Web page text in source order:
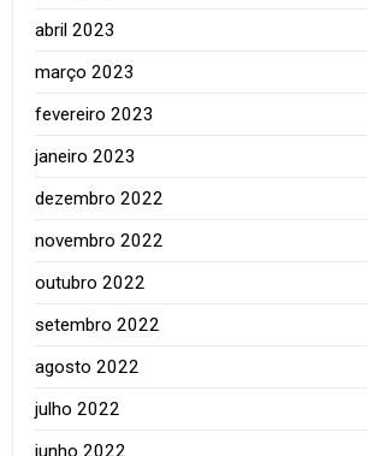
abril 2023
março 2023
fevereiro 2023
janeiro 2023
dezembro 2022
novembro 2022
outubro 2022
setembro 2022
agosto 2022
julho 2022
junho 2022